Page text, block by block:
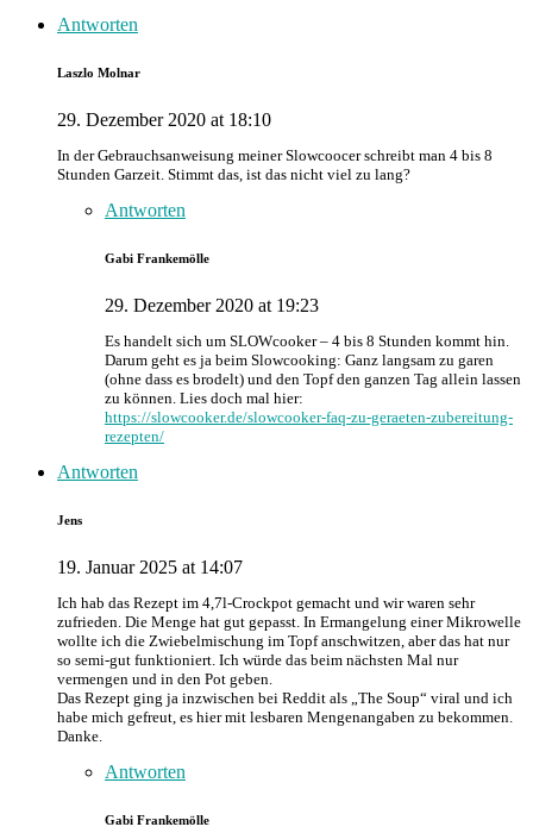
Antworten
Laszlo Molnar
29. Dezember 2020 at 18:10
In der Gebrauchsanweisung meiner Slowcoocer schreibt man 4 bis 8
Stunden Garzeit. Stimmt das, ist das nicht viel zu lang?
Antworten
Gabi Frankemölle
29. Dezember 2020 at 19:23
Es handelt sich um SLOWcooker – 4 bis 8 Stunden kommt hin.
Darum geht es ja beim Slowcooking: Ganz langsam zu garen
(ohne dass es brodelt) und den Topf den ganzen Tag allein lassen
zu können. Lies doch mal hier:
https://slowcooker.de/slowcooker-faq-zu-geraeten-zubereitung-
rezepten/
Antworten
Jens
19. Januar 2025 at 14:07
Ich hab das Rezept im 4,7l-Crockpot gemacht und wir waren sehr
zufrieden. Die Menge hat gut gepasst. In Ermangelung einer Mikrowelle
wollte ich die Zwiebelmischung im Topf anschwitzen, aber das hat nur
so semi-gut funktioniert. Ich würde das beim nächsten Mal nur
vermengen und in den Pot geben.
Das Rezept ging ja inzwischen bei Reddit als „The Soup“ viral und ich
habe mich gefreut, es hier mit lesbaren Mengenangaben zu bekommen.
Danke.
Antworten
Gabi Frankemölle